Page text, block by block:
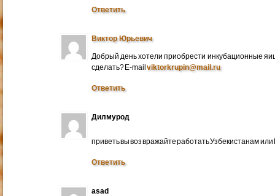
Ответить
Виктор Юрьевич
Добрый день хотели приобрести инкубационные
сделать? E-mailviktorkrupin@mail.ru
Ответить
Дилмурод
приветь вы воз вражайте работать Узбекистанам
Ответить
asad